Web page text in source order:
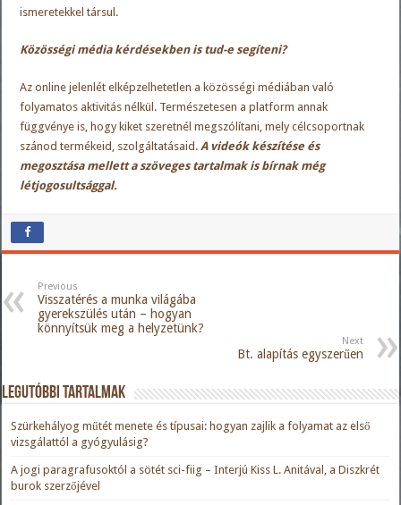
ismeretekkel társul.
Közösségi média kérdésekben is tud-e segíteni?
Az online jelenlét elképzelhetetlen a közösségi médiában való
folyamatos aktivitás nélkül. Természetesen a platform annak
függvénye is, hogy kiket szeretnél megszólítani, mely célcsoportnak
szánod termékeid, szolgáltatásaid.A videók készítése és
megosztása mellett a szöveges tartalmak is bírnak még
létjogosultsággal.
Previous
Visszatérés a munka világába
gyerekszülés után – hogyan
könnyítsük meg a helyzetünk?
Next
Bt. alapítás egyszerűen
Legutóbbi tartalmak
Szürkehályog műtét menete és típusai: hogyan zajlik a folyamat az első
vizsgálattól a gyógyulásig?
A jogi paragrafusoktól a sötét sci-fiig – Interjú Kiss L. Anitával, a Diszkrét
burok szerzőjével